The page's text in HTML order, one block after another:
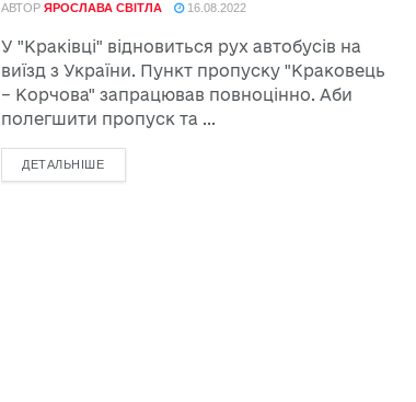
АВТОР ЯРОСЛАВА СВІТЛА 16.08.2022
У "Краківці" відновиться рух автобусів на
виїзд з України. Пункт пропуску "Краковець
– Корчова" запрацював повноцінно. Аби
полегшити пропуск та ...
ДЕТАЛЬНІШЕ